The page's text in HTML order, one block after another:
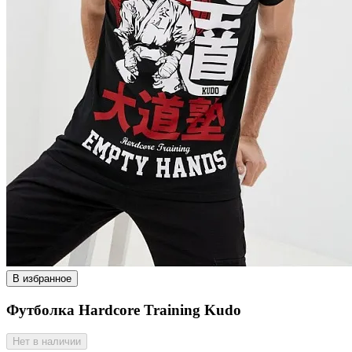
В избранное
Футболка Hardcore Training Kudo
Нет в наличии